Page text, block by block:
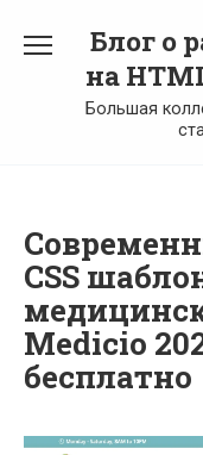
содержанию
Блог о
на
Большая
CSS
Medicio
бесплатно